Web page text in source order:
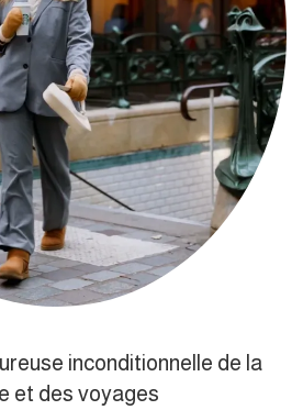
inconditionnelle de la
et des voyages